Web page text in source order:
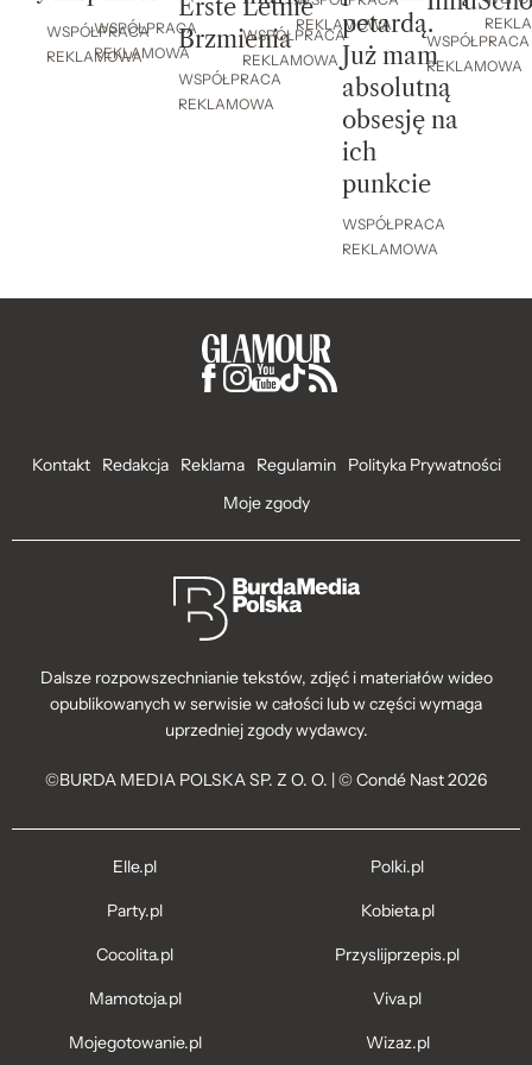
WSPÓŁPRACA
REKLAMOWA
WSPÓŁPRACA
REKLAMOWA
Erste Letnie
Brzmienia
WSPÓŁPRACA
REKLAMOWA
WSPÓŁPRACA
REKLAMOWA
REKLAMOWA
petardą.
Już mam
absolutną
obsesję na
ich
punkcie
WSPÓŁPRACA
REKLAMOWA
WSPÓŁPRACA
REKLAMOWA
Kontakt Redakcja Reklama Regulamin
Polityka Prywatności
Moje zgody
Dalsze rozpowszechnianie tekstów, zdjęć i materiałów wideo
opublikowanych w serwisie w całości lub w części wymaga
uprzedniej zgody wydawcy.
©BURDA MEDIA POLSKA SP. Z O. O. | © Condé Nast 2026
Elle.pl
Party.pl
Cocolita.pl
Mamotoja.pl
Mojegotowanie.pl
Polki.pl
Kobieta.pl
Przyslijprzepis.pl
Viva.pl
Wizaz.pl